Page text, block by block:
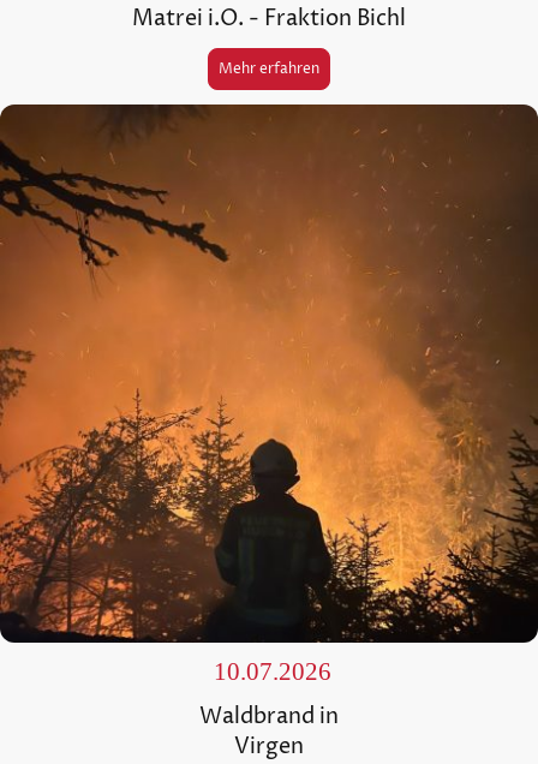
Matrei i.O. - Fraktion Bichl
Mehr erfahren
10.07.2026
Waldbrand in
Virgen